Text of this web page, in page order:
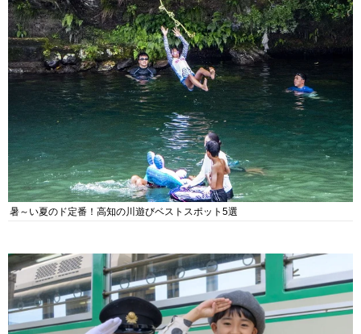
暑～い夏のド定番！高知の川遊びベストスポット5選